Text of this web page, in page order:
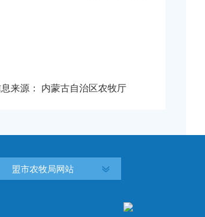
来源： 内蒙古自治区农牧厅
盟市农牧局网站